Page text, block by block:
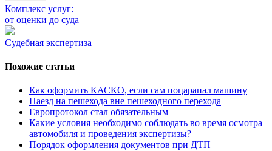
Комплекс услуг:
от оценки до суда
Судебная экспертиза
Похожие статьи
Как оформить КАСКО, если сам поцарапал машину
Наезд на пешехода вне пешеходного перехода
Европротокол стал обязательным
Какие условия необходимо соблюдать во время осмотра
автомобиля и проведения экспертизы?
Порядок оформления документов при ДТП